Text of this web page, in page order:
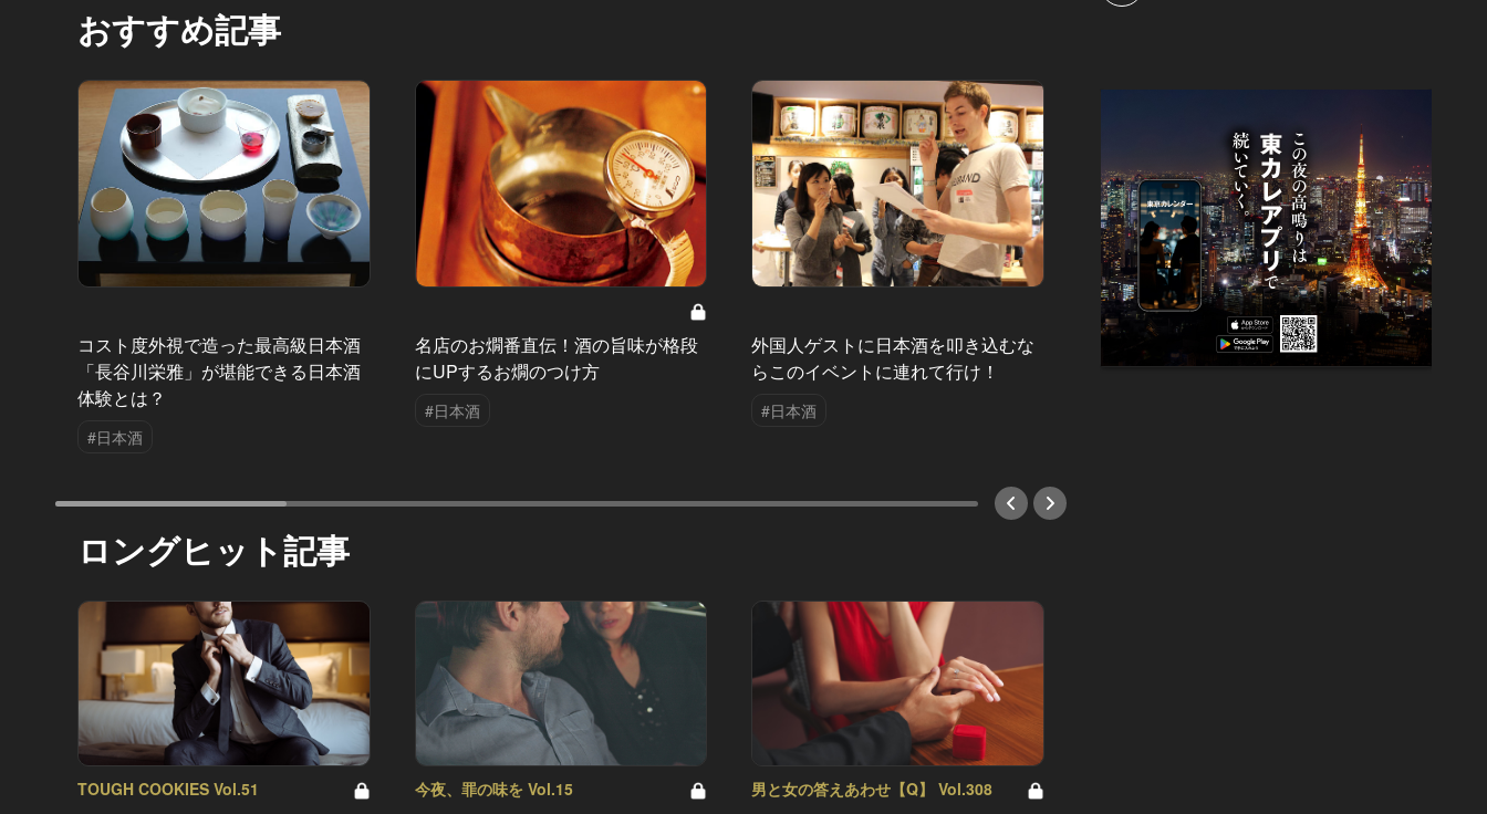
おすすめ記事
コスト度外視で造った最高級日本酒
「長谷川栄雅」が堪能できる日本酒
体験とは？
#日本酒
名店のお燗番直伝！酒の旨味が格段
にUPするお燗のつけ方
#日本酒
外国人ゲストに日本酒を叩き込むな
らこのイベントに連れて行け！
#日本酒
日本酒好きな男子を狙うなら、「獺
祭」入りの生チョコで勝負に出ろ！
父の日
けが抜
食５選
ロングヒット記事
TOUGH COOKIES Vol.51 今夜、罪の味を Vol.15 男と女の答えあわせ【Q】 Vol.308